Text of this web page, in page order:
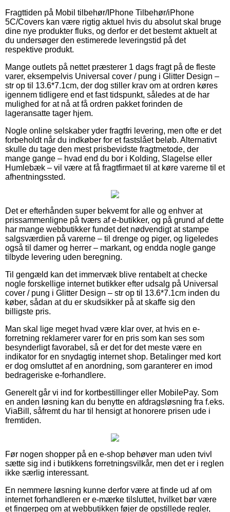
Fragttiden på Mobil tilbehør/IPhone Tilbehør/iPhone
5C/Covers kan være rigtig aktuel hvis du absolut skal bruge
dine nye produkter fluks, og derfor er det bestemt aktuelt at
du undersøger den estimerede leveringstid på det
respektive produkt.
Mange outlets på nettet præsterer 1 dags fragt på de fleste
varer, eksempelvis Universal cover / pung i Glitter Design –
str op til 13.6*7.1cm, der dog stiller krav om at ordren køres
igennem tidligere end et fast tidspunkt, således at de har
mulighed for at nå at få ordren pakket forinden de
lageransatte tager hjem.
Nogle online selskaber yder fragtfri levering, men ofte er det
forbeholdt når du indkøber for et fastslået beløb. Alternativt
skulle du tage den mest prisbevidste fragtmetode, der
mange gange – hvad end du bor i Kolding, Slagelse eller
Humlebæk – vil være at få fragtfirmaet til at køre varerne til et
afhentningssted.
Det er efterhånden super bekvemt for alle og enhver at
prissammenligne på tværs af e-butikker, og på grund af dette
har mange webbutikker fundet det nødvendigt at stampe
salgsværdien på varerne – til drenge og piger, og ligeledes
også til damer og herrer – markant, og endda nogle gange
tilbyde levering uden beregning.
Til gengæld kan det immervæk blive rentabelt at checke
nogle forskellige internet butikker efter udsalg på Universal
cover / pung i Glitter Design – str op til 13.6*7.1cm inden du
køber, sådan at du er skudsikker på at skaffe sig den
billigste pris.
Man skal lige meget hvad være klar over, at hvis en e-
forretning reklamerer varer for en pris som kan ses som
besynderligt favorabel, så er det for det meste være en
indikator for en snydagtig internet shop. Betalinger med kort
er dog omsluttet af en anordning, som garanterer en imod
bedrageriske e-forhandlere.
Generelt går vi ind for kortbestillinger eller MobilePay. Som
en anden løsning kan du benytte en afdragsløsning fra f.eks.
ViaBill, såfremt du har til hensigt at honorere prisen ude i
fremtiden.
Før nogen shopper på en e-shop behøver man uden tvivl
sætte sig ind i butikkens forretningsvilkår, men det er i reglen
ikke særlig interessant.
En nemmere løsning kunne derfor være at finde ud af om
internet forhandleren er e-mærke tilsluttet, hvilket bør være
et fingerpeg om at webbutikken føjer de opstillede regler,